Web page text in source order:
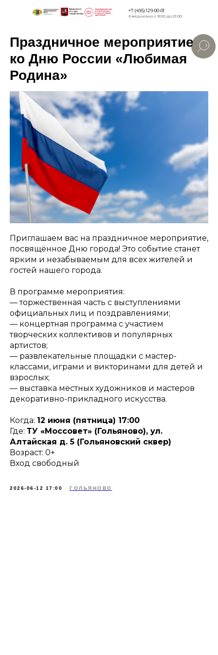
Версия для
+7 (495) 129-00-01
Ежедневно с 9:00 до 21:00
Праздничное мероприятие
ко Дню России «Любимая
Родина»
Приглашаем вас на праздничное мероприятие,
посвящённое Дню города! Это событие станет
ярким и незабываемым для всех жителей и
гостей нашего города.
В программе мероприятия:
— торжественная часть с выступлениями
официальных лиц и поздравлениями;
— концертная программа с участием
творческих коллективов и популярных
артистов;
— развлекательные площадки с мастер-
классами, играми и викторинами для детей и
взрослых;
— выставка местных художников и мастеров
декоративно-прикладного искусства.
Когда: 12 июня (пятница) 17:00
Где: ТУ «Моссовет» (Гольяново), ул.
Алтайская д. 5 (Гольяновский сквер)
Возраст: 0+
Вход свободный
2026-06-12 17:00 ГОЛЬЯНОВО